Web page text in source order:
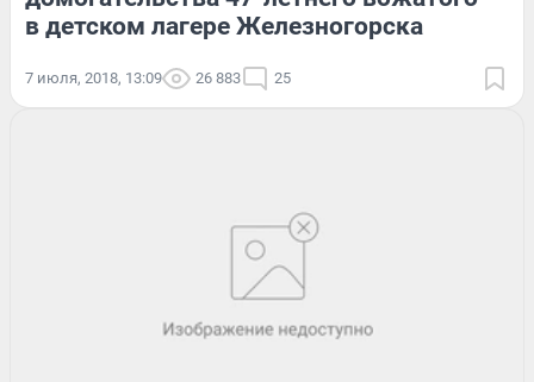
в детском лагере Железногорска
7 июля, 2018, 13:09 26 883 25